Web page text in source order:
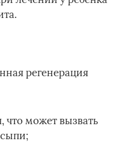
регенерация
что может вызвать